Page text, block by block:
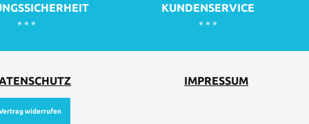
* * *
KUNDENSERVICE
* * *
IMPRESSUM
widerrufen